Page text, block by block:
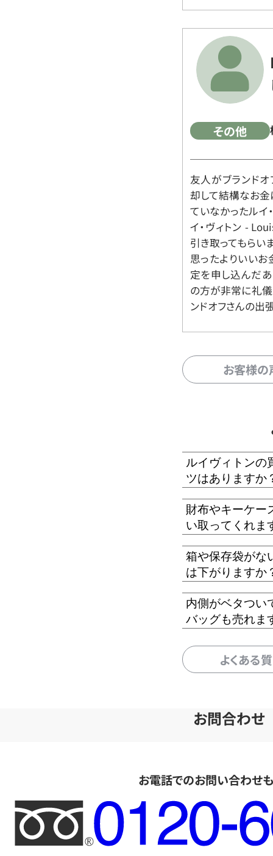
その他
友人がブランド
却して結構なお金
ていなかったルイ
イ・ヴィトン -
引き取ってもらい
思ったよりいいお
定を申し込んだ
の方が非常に礼儀
ンドオフさんの出
お客様
ルイヴィトンの
ツはありますか
財布やキーケー
い取ってくれま
箱や保存袋がな
は下がりますか
内側がベタつい
バッグも売れま
よくある
お問合わせ
お電話でのお問い合わせ
フ
リ
ー